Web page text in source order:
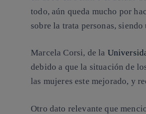
todo, aún queda mucho por
sobre la trata personas, siendo
Marcela Corsi, de la
debido a que la situación de
las mujeres este mejorado, y
Otro dato relevante que